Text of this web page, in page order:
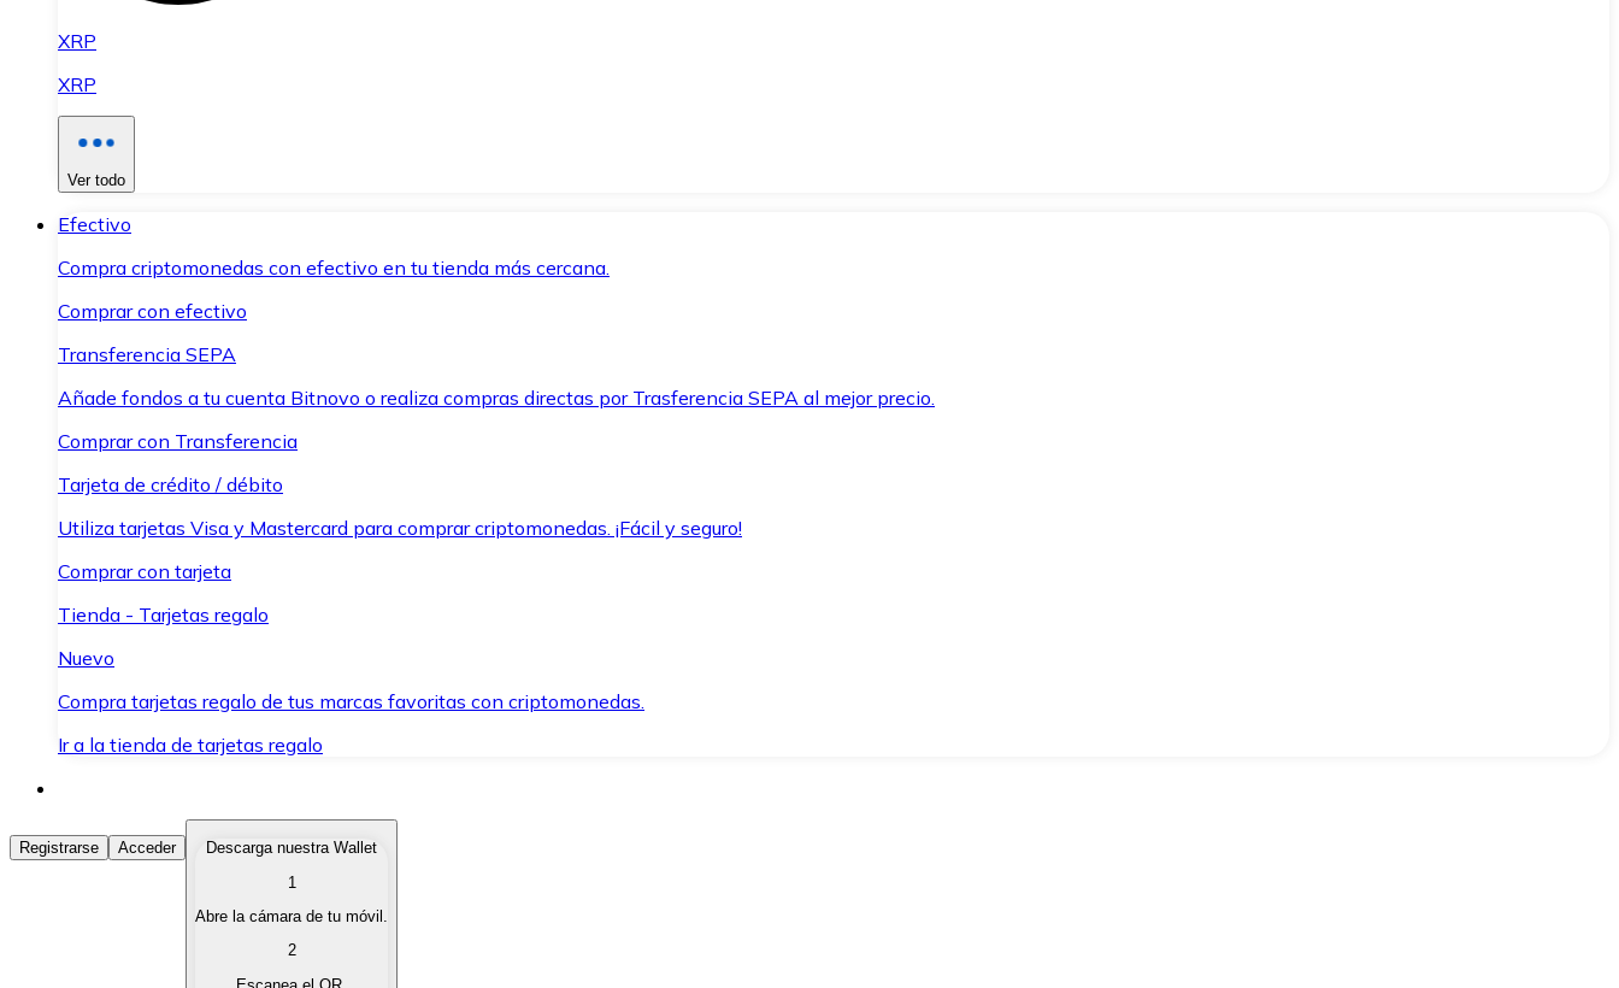
XRP
XRP
Ver todo
Efectivo
Compra criptomonedas con efectivo en tu tienda más cercana.
Comprar con efectivo
Transferencia SEPA
Añade fondos a tu cuenta Bitnovo o realiza compras directas por Trasferencia SEPA al mejor precio.
Comprar con Transferencia
Tarjeta de crédito / débito
Utiliza tarjetas Visa y Mastercard para comprar criptomonedas. ¡Fácil y seguro!
Comprar con tarjeta
Tienda - Tarjetas regalo
Nuevo
Compra tarjetas regalo de tus marcas favoritas con criptomonedas.
Ir a la tienda de tarjetas regalo
Comprar Criptomonedas
Compra criptomonedas con diferentes métodos de pago.
Vende tus criptomonedas de forma rápida y segura.
Registrarse Acceder
Descarga nuestra Wallet
1
Abre la cámara de tu móvil.
2